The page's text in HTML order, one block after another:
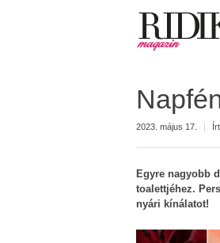
2023. május 17. |
Egyre nagyobb
toalettjéhez.
nyári kínálatot!